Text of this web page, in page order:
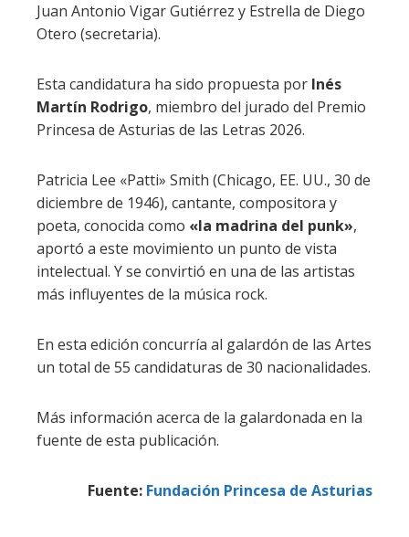
Juan Antonio Vigar Gutiérrez y Estrella de Diego
Otero (secretaria).
Esta candidatura ha sido propuesta por Inés
Martín Rodrigo, miembro del jurado del Premio
Princesa de Asturias de las Letras 2026.
Patricia Lee «Patti» Smith (Chicago, EE. UU., 30 de
diciembre de 1946), cantante, compositora y
poeta, conocida como «la madrina del punk»,
aportó a este movimiento un punto de vista
intelectual. Y se convirtió en una de las artistas
más influyentes de la música rock.
En esta edición concurría al galardón de las Artes
un total de 55 candidaturas de 30 nacionalidades.
Más información acerca de la galardonada en la
fuente de esta publicación.
Fuente: Fundación Princesa de Asturias